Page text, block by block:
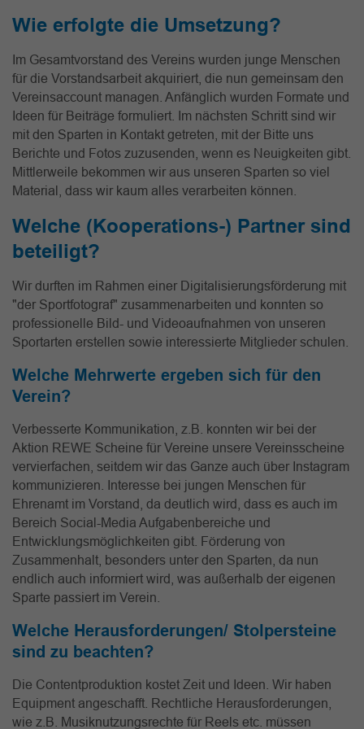
Wie erfolgte die Umsetzung?
Im Gesamtvorstand des Vereins wurden junge Menschen
für die Vorstandsarbeit akquiriert, die nun gemeinsam den
Vereinsaccount managen. Anfänglich wurden Formate und
Ideen für Beiträge formuliert. Im nächsten Schritt sind wir
mit den Sparten in Kontakt getreten, mit der Bitte uns
Berichte und Fotos zuzusenden, wenn es Neuigkeiten gibt.
Mittlerweile bekommen wir aus unseren Sparten so viel
Material, dass wir kaum alles verarbeiten können.
Welche (Kooperations-) Partner sind
beteiligt?
Wir durften im Rahmen einer Digitalisierungsförderung mit
"der Sportfotograf" zusammenarbeiten und konnten so
professionelle Bild- und Videoaufnahmen von unseren
Sportarten erstellen sowie interessierte Mitglieder schulen.
Welche Mehrwerte ergeben sich für den
Verein?
Verbesserte Kommunikation, z.B. konnten wir bei der
Aktion REWE Scheine für Vereine unsere Vereinsscheine
vervierfachen, seitdem wir das Ganze auch über Instagram
kommunizieren. Interesse bei jungen Menschen für
Ehrenamt im Vorstand, da deutlich wird, dass es auch im
Bereich Social-Media Aufgabenbereiche und
Entwicklungsmöglichkeiten gibt. Förderung von
Zusammenhalt, besonders unter den Sparten, da nun
endlich auch informiert wird, was außerhalb der eigenen
Sparte passiert im Verein.
Welche Herausforderungen/ Stolpersteine
sind zu beachten?
Die Contentproduktion kostet Zeit und Ideen. Wir haben
Equipment angeschafft. Rechtliche Herausforderungen,
wie z.B. Musiknutzungsrechte für Reels etc. müssen